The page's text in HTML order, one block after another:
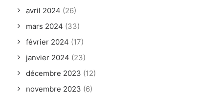
avril 2024 (26)
mars 2024 (33)
février 2024 (17)
janvier 2024 (23)
décembre 2023 (12)
novembre 2023 (6)